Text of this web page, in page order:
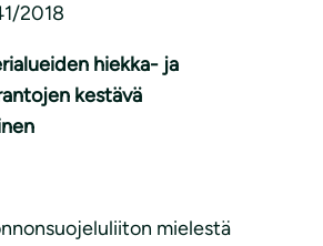
2018
hiekka- ja
kestävä
mielestä